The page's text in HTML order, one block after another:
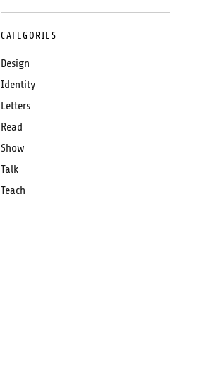
CATEGORIES
Design
Identity
Letters
Read
Show
Talk
Teach